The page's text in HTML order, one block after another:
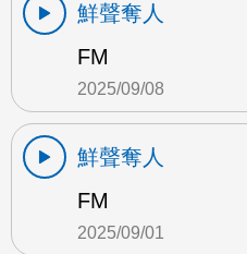
鮮聲奪人
FM
2025/09/08
鮮聲奪人
FM
2025/09/01